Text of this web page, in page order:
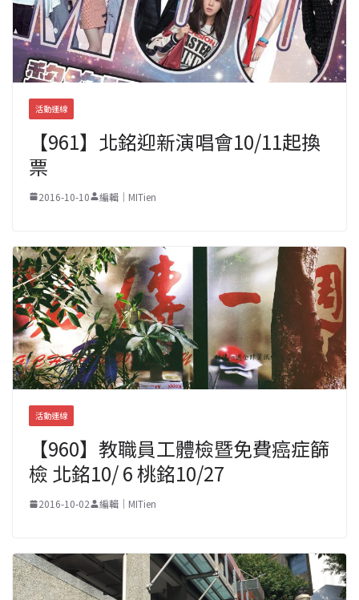
活動連線
【961】北銘迎新演唱會10/11起換
票
2016-10-10 編輯｜MITien
活動連線
【960】教職員工體檢暨免費癌症篩
檢 北銘10/ 6 桃銘10/27
2016-10-02 編輯｜MITien